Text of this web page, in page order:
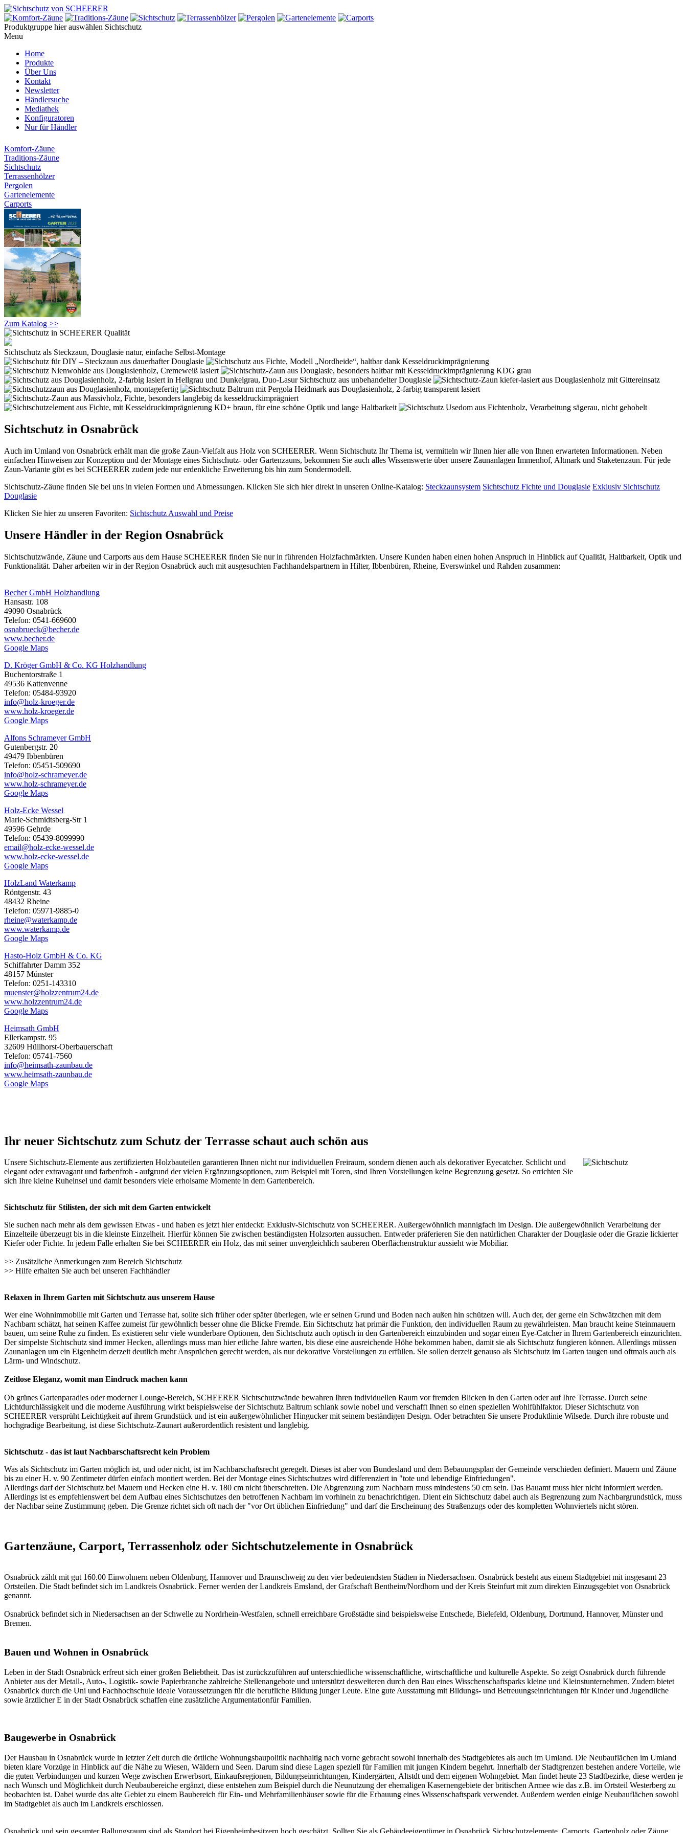
Produktgruppe hier auswählen Sichtschutz
Menu
Home
Produkte
Über Uns
Kontakt
Newsletter
Händlersuche
Mediathek
Konfiguratoren
Nur für Händler
Komfort-Zäune
Traditions-Zäune
Sichtschutz
Terrassenhölzer
Pergolen
Gartenelemente
Carports
Zum Katalog >>
Sichtschutz als Steckzaun, Douglasie natur, einfache Selbst-Montage
Sichtschutz in Osnabrück
Auch im Umland von Osnabrück erhält man die große Zaun-Vielfalt aus Holz von SCHEERER. Wenn Sichtschutz Ihr Thema ist, vermitteln wir Ihnen hier alle von Ihnen erwarteten Informationen. Neben
einfachen Hinweisen zur Konzeption und der Montage eines Sichtschutz- oder Gartenzauns, bekommen Sie auch alles Wissenswerte über unsere Zaunanlagen Immenhof, Altmark und Staketenzaun. Für jede
Zaun-Variante gibt es bei SCHEERER zudem jede nur erdenkliche Erweiterung bis hin zum Sondermodell.
Sichtschutz-Zäune finden Sie bei uns in vielen Formen und Abmessungen. Klicken Sie sich hier direkt in unseren Online-Katalog: Steckzaunsystem Sichtschutz Fichte und Douglasie Exklusiv Sichtschutz
Douglasie
Klicken Sie hier zu unseren Favoriten: Sichtschutz Auswahl und Preise
Unsere Händler in der Region Osnabrück
Sichtschutzwände, Zäune und Carports aus dem Hause SCHEERER finden Sie nur in führenden Holzfachmärkten. Unsere Kunden haben einen hohen Anspruch in Hinblick auf Qualität, Haltbarkeit, Optik und
Funktionalität. Daher arbeiten wir in der Region Osnabrück auch mit ausgesuchten Fachhandelspartnern in Hilter, Ibbenbüren, Rheine, Everswinkel und Rahden zusammen:
Becher GmbH Holzhandlung
Hansastr. 108
49090 Osnabrück
Telefon: 0541-669600
osnabrueck@becher.de
www.becher.de
Google Maps
D. Kröger GmbH & Co. KG Holzhandlung
Buchentorstraße 1
49536 Kattenvenne
Telefon: 05484-93920
info@holz-kroeger.de
www.holz-kroeger.de
Google Maps
Alfons Schrameyer GmbH
Gutenbergstr. 20
49479 Ibbenbüren
Telefon: 05451-509690
info@holz-schrameyer.de
www.holz-schrameyer.de
Google Maps
Holz-Ecke Wessel
Marie-Schmidtsberg-Str 1
49596 Gehrde
Telefon: 05439-8099990
email@holz-ecke-wessel.de
www.holz-ecke-wessel.de
Google Maps
HolzLand Waterkamp
Röntgenstr. 43
48432 Rheine
Telefon: 05971-9885-0
rheine@waterkamp.de
www.waterkamp.de
Google Maps
Hasto-Holz GmbH & Co. KG
Schiffahrter Damm 352
48157 Münster
Telefon: 0251-143310
muenster@holzzentrum24.de
www.holzzentrum24.de
Google Maps
Heimsath GmbH
Ellerkampstr. 95
32609 Hüllhorst-Oberbauerschaft
Telefon: 05741-7560
info@heimsath-zaunbau.de
www.heimsath-zaunbau.de
Google Maps
Ihr neuer Sichtschutz zum Schutz der Terrasse schaut auch schön aus
Unsere Sichtschutz-Elemente aus zertifizierten Holzbauteilen garantieren Ihnen nicht nur individuellen Freiraum, sondern dienen auch als dekorativer Eyecatcher. Schlicht und
elegant oder extravagant und farbenfroh - aufgrund der vielen Ergänzungsoptionen, zum Beispiel mit Toren, sind Ihren Vorstellungen keine Begrenzung gesetzt. So errichten Sie
sich Ihre kleine Ruheinsel und damit besonders viele erholsame Momente in dem Gartenbereich.
Sichtschutz für Stilisten, der sich mit dem Garten entwickelt
Sie suchen nach mehr als dem gewissen Etwas - und haben es jetzt hier entdeckt: Exklusiv-Sichtschutz von SCHEERER. Außergewöhnlich mannigfach im Design. Die außergewöhnlich Verarbeitung der
Einzelteile überzeugt bis in die kleinste Einzelheit. Hierfür können Sie zwischen beständigsten Holzsorten aussuchen. Entweder präferieren Sie den natürlichen Charakter der Douglasie oder die Grazie lickierter
Kiefer oder Fichte. In jedem Falle erhalten Sie bei SCHEERER ein Holz, das mit seiner unvergleichlich sauberen Oberflächenstruktur aussieht wie Mobiliar.
>> Zusätzliche Anmerkungen zum Bereich Sichtschutz
>> Hilfe erhalten Sie auch bei unseren Fachhändler
Relaxen in Ihrem Garten mit Sichtschutz aus unserem Hause
Wer eine Wohnimmobilie mit Garten und Terrasse hat, sollte sich früher oder später überlegen, wie er seinen Grund und Boden nach außen hin schützen will. Auch der, der gerne ein Schwätzchen mit dem
Nachbarn schätzt, hat seinen Kaffee zumeist für gewöhnlich besser ohne die Blicke Fremde. Ein Sichtschutz hat primär die Funktion, den individuellen Raum zu gewährleisten. Man braucht keine Steinmauern
bauen, um seine Ruhe zu finden. Es existieren sehr viele wunderbare Optionen, den Sichtschutz auch optisch in den Gartenbereich einzubinden und sogar einen Eye-Catcher in Ihrem Gartenbereich einzurichten.
Der simpelste Sichtschutz sind immer Hecken, allerdings muss man hier etliche Jahre warten, bis diese eine ausreichende Höhe bekommen haben, damit sie als Sichtschutz fungieren können. Allerdings müssen
Zaunanlagen um ein Eigenheim derzeit deutlich mehr Ansprüchen gerecht werden, als nur dekorative Vorstellungen zu erfüllen. Sie sollen derzeit genauso als Sichtschutz im Garten taugen und oftmals auch als
Lärm- und Windschutz.
Zeitlose Eleganz, womit man Eindruck machen kann
Ob grünes Gartenparadies oder moderner Lounge-Bereich, SCHEERER Sichtschutzwände bewahren Ihren individuellen Raum vor fremden Blicken in den Garten oder auf Ihre Terrasse. Durch seine
Lichtdurchlässigkeit und die moderne Ausführung wirkt beispielsweise der Sichtschutz Baltrum schlank sowie nobel und verschafft Ihnen so einen speziellen Wohlfühlfaktor. Dieser Sichtschutz von
SCHEERER versprüht Leichtigkeit auf ihrem Grundstück und ist ein außergewöhnlicher Hingucker mit seinem beständigen Design. Oder betrachten Sie unsere Produktlinie Wilsede. Durch ihre robuste und
hochgradige Bearbeitung, ist diese Sichtschutz-Zaunart außerordentlich resistent und langlebig.
Sichtschutz - das ist laut Nachbarschaftsrecht kein Problem
Was als Sichtschutz im Garten möglich ist, und oder nicht, ist im Nachbarschaftsrecht geregelt. Dieses ist aber von Bundesland und dem Bebauungsplan der Gemeinde verschieden definiert. Mauern und Zäune
bis zu einer H. v. 90 Zentimeter dürfen einfach montiert werden. Bei der Montage eines Sichtschutzes wird differenziert in "tote und lebendige Einfriedungen".
Allerdings darf der Sichtschutz bei Mauern und Hecken eine H. v. 180 cm nicht überschreiten. Die Abgrenzung zum Nachbarn muss mindestens 50 cm sein. Das Bauamt muss hier nicht informiert werden.
Allerdings ist es empfehlenswert bei dem Aufbau eines Sichtschutzes den betroffenen Nachbarn im vorhinein zu benachrichtigen. Dient ein Sichtschutz dabei auch als Begrenzung zum Nachbargrundstück, muss
der Nachbar seine Zustimmung geben. Die Grenze richtet sich oft nach der "vor Ort üblichen Einfriedung" und darf die Erscheinung des Straßenzugs oder des kompletten Wohnviertels nicht stören.
Gartenzäune, Carport, Terrassenholz oder Sichtschutzelemente in Osnabrück
Osnabrück zählt mit gut 160.00 Einwohnern neben Oldenburg, Hannover und Braunschweig zu den vier bedeutendsten Städten in Niedersachsen. Osnabrück besteht aus einem Stadtgebiet mit insgesamt 23
Ortsteilen. Die Stadt befindet sich im Landkreis Osnabrück. Ferner werden der Landkreis Emsland, der Grafschaft Bentheim/Nordhorn und der Kreis Steinfurt mit zum direkten Einzugsgebiet von Osnabrück
genannt.
Osnabrück befindet sich in Niedersachsen an der Schwelle zu Nordrhein-Westfalen, schnell erreichbare Großstädte sind beispielsweise Entschede, Bielefeld, Oldenburg, Dortmund, Hannover, Münster und
Bremen.
Bauen und Wohnen in Osnabrück
Leben in der Stadt Osnabrück erfreut sich einer großen Beliebtheit. Das ist zurückzuführen auf unterschiedliche wissenschaftliche, wirtschaftliche und kulturelle Aspekte. So zeigt Osnabrück durch führende
Anbieter aus der Metall-, Auto-, Logistik- sowie Papierbranche zahlreiche Stellenangebote und unterstützt desweiteren durch den Bau eines Wisschenschaftsparks kleine und Kleinstunternehmen. Zudem bietet
Osnabrück durch die Uni und Fachhochschule ideale Voraussetzungen für die berufliche Bildung junger Leute. Eine gute Ausstattung mit Bildungs- und Betreuungseinrichtungen für Kinder und Jugendliche
sowie ärztlicher E in der Stadt Osnabrück schaffen eine zusätzliche Argumentationfür Familien.
Baugewerbe in Osnabrück
Der Hausbau in Osnabrück wurde in letzter Zeit durch die örtliche Wohnungsbaupolitik nachhaltig nach vorne gebracht sowohl innerhalb des Stadtgebietes als auch im Umland. Die Neubauflächen im Umland
bieten klare Vorzüge in Hinblick auf die Nähe zu Wiesen, Wäldern und Seen. Darum sind diese Lagen speziell für Familien mit jungen Kindern begehrt. Innerhalb der Stadtgrenzen bestehen andere Vorteile, wie
die guten Verbindungen und kurzen Wege zwischen Erwerbsort, Einkaufsregionen, Bildungseinrichtungen, Kindergärten, Altstdt und dem eigenen Wohngebiet. Man findet heute 23 Stadtbezirke, diese werden je
nach Wunsch und Möglichkeit durch Neubaubereiche ergänzt, diese entstehen zum Beispiel durch die Neunutzung der ehemaligen Kasernengebiete der britischen Armee wie das z.B. im Ortsteil Westerberg zu
beobachten ist. Dabei wurde das alte Gebiet zu einem Baubereich für Ein- und Mehrfamilienhäuser sowie für die Erbauung eines Wissenschaftspark verwendet. Außerdem werden einige Neubauflächen sowohl
im Stadtgebiet als auch im Landkreis erschlossen.